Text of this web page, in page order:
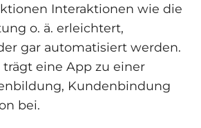
Interaktionen wie die
o. ä. erleichtert,
gar automatisiert werden.
eine App zu einer
Kundenbindung
bei.